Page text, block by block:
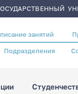
занятий
Подразделения